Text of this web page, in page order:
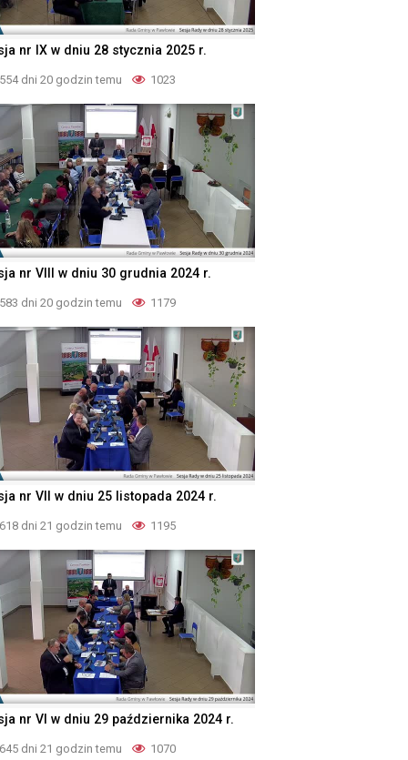
nr IX w dniu 28 stycznia 2025 r.
554 dni 20 godzin temu 1023
nr VIII w dniu 30 grudnia 2024 r.
583 dni 20 godzin temu 1179
nr VII w dniu 25 listopada 2024 r.
618 dni 21 godzin temu 1195
nr VI w dniu 29 października 2024 r.
645 dni 21 godzin temu 1070